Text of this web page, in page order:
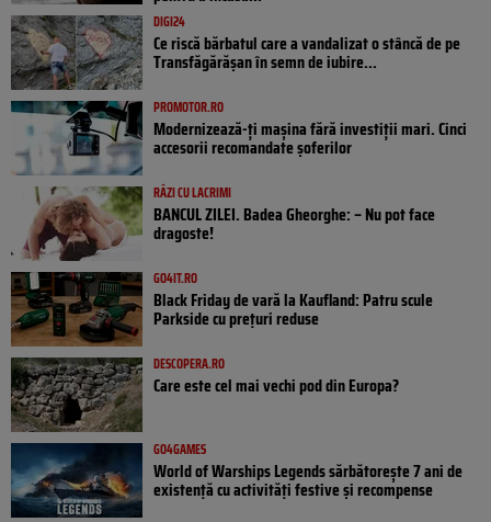
DIGI24
Ce riscă bărbatul care a vandalizat o stâncă de pe
Transfăgărășan în semn de iubire...
PROMOTOR.RO
Modernizează-ți mașina fără investiții mari. Cinci
accesorii recomandate șoferilor
RÂZI CU LACRIMI
BANCUL ZILEI. Badea Gheorghe: – Nu pot face
dragoste!
GO4IT.RO
Black Friday de vară la Kaufland: Patru scule
Parkside cu prețuri reduse
DESCOPERA.RO
Care este cel mai vechi pod din Europa?
GO4GAMES
World of Warships Legends sărbătorește 7 ani de
existență cu activități festive și recompense